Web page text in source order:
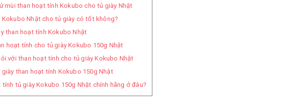
mùi than hoạt tính Kokubo cho tủ giày Nhật
Nhật cho tủ giày có tốt không?
than hoạt tính Kokubo Nhật
hoạt tính cho tủ giày Kokubo 150g Nhật
với than hoạt tính cho tủ giày Kokubo Nhật
than hoạt tính Kokubo 150g Nhật
tủ giày Kokubo 150g Nhật chính hãng ở đâu?